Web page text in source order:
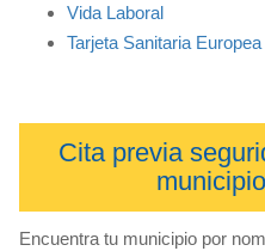
Vida Laboral
Tarjeta Sanitaria Europea
Cita previa
Encuentra tu municipio por